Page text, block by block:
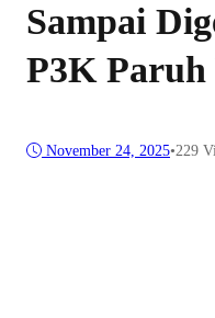
Sampai
P3K
November 24, 2025•229